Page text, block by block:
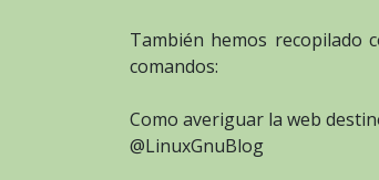
También hemos recopilado
comandos:
Como averiguar la web
@LinuxGnuBlog